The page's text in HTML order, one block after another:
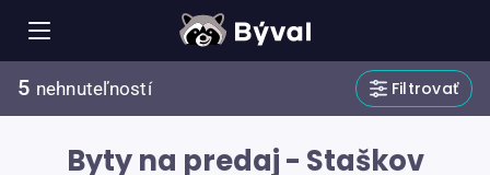
5 nehnuteľností Filtrovať
Byty na predaj - Staškov